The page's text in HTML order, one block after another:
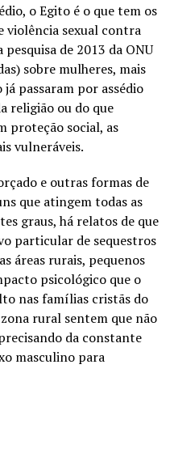
o Egito é o que tem os
violência sexual contra
de 2013 da ONU
sobre mulheres, mais
passaram por assédio
religião ou do que
proteção social, as
vulneráveis.
e outras formas de
que atingem todas as
graus, há relatos de que
particular de sequestros
áreas rurais, pequenos
psicológico que o
nas famílias cristãs do
rural sentem que não
da constante
masculino para